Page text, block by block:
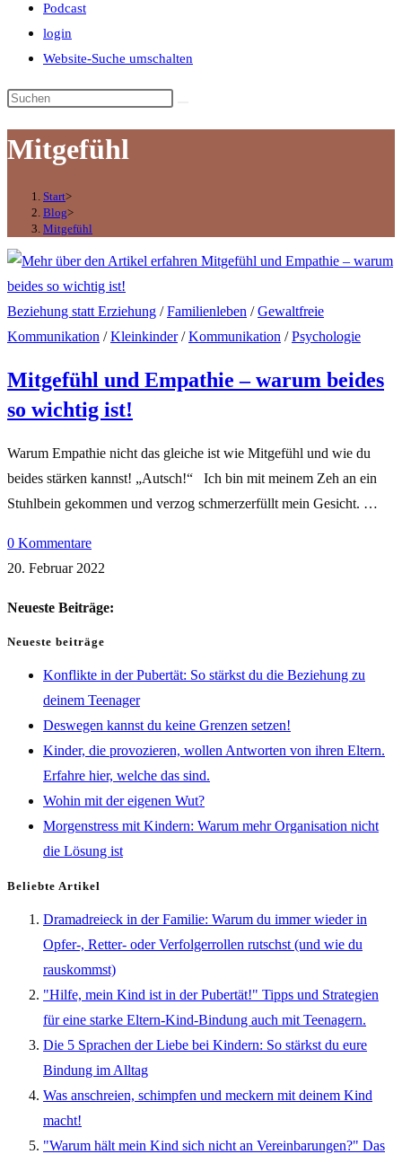
Podcast
login
Website-Suche umschalten
Mitgefühl
Start>
Blog>
Mitgefühl
Beziehung statt Erziehung /Familienleben /Gewaltfreie
Kommunikation /Kleinkinder/Kommunikation /Psychologie
Mitgefühl und Empathie – warum beides
so wichtig ist!
Warum Empathie nicht das gleiche ist wie Mitgefühl und wie du
beides stärken kannst! „Autsch!“ Ich bin mit meinem Zeh an ein
Stuhlbein gekommen und verzog schmerzerfüllt mein Gesicht. …
0 Kommentare
20. Februar 2022
Neueste Beiträge:
Neueste beiträge
Konflikte in der Pubertät: So stärkst du die Beziehung zu
deinem Teenager
Deswegen kannst du keine Grenzen setzen!
Kinder, die provozieren, wollen Antworten von ihren Eltern.
Erfahre hier, welche das sind.
Wohin mit der eigenen Wut?
Morgenstress mit Kindern: Warum mehr Organisation nicht
die Lösung ist
Beliebte Artikel
Dramadreieck in der Familie: Warum du immer wieder in
Opfer-, Retter- oder Verfolgerrollen rutschst (und wie du
rauskommst)
"Hilfe, mein Kind ist in der Pubertät!" Tipps und Strategien
für eine starke Eltern-Kind-Bindung auch mit Teenagern.
Die 5 Sprachen der Liebe bei Kindern: So stärkst du eure
Bindung im Alltag
Was anschreien, schimpfen und meckern mit deinem Kind
macht!
"Warum hält mein Kind sich nicht an Vereinbarungen?" Das